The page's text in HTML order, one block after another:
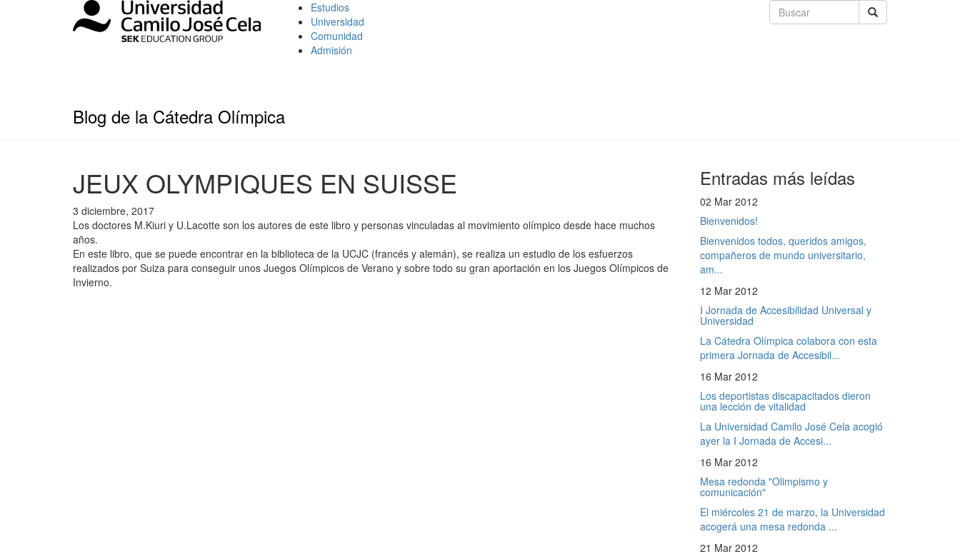
Estudios
Universidad
Comunidad
Admisión
Blog de la Cátedra Olímpica
JEUX OLYMPIQUES EN SUISSE
3 diciembre, 2017
Los doctores M.Kiuri y U.Lacotte son los autores de este libro y personas vinculadas al movimiento olímpico desde hace muchos
años.
En este libro, que se puede encontrar en la biblioteca de la UCJC (francés y alemán), se realiza un estudio de los esfuerzos
realizados por Suiza para conseguir unos Juegos Olímpicos de Verano y sobre todo su gran aportación en los Juegos Olímpicos de
Invierno.
Entradas más leídas
02 Mar 2012
Bienvenidos!
Bienvenidos todos, queridos amigos,
compañeros de mundo universitario,
am...
12 Mar 2012
I Jornada de Accesibilidad Universal y
Universidad
La Cátedra Olímpica colabora con esta
primera Jornada de Accesibil...
16 Mar 2012
Los deportistas discapacitados dieron
una lección de vitalidad
La Universidad Camilo José Cela acogió
ayer la I Jornada de Accesi...
16 Mar 2012
Mesa redonda "Olimpismo y
comunicación"
El miércoles 21 de marzo, la Universidad
acogerá una mesa redonda ...
21 Mar 2012